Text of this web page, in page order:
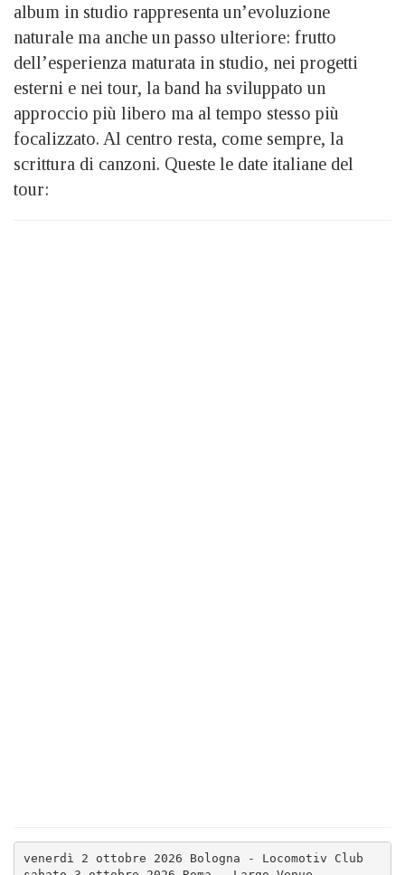
album in studio rappresenta un’evoluzione
naturale ma anche un passo ulteriore: frutto
dell’esperienza maturata in studio, nei progetti
esterni e nei tour, la band ha sviluppato un
approccio più libero ma al tempo stesso più
focalizzato. Al centro resta, come sempre, la
scrittura di canzoni. Queste le date italiane del
tour:
venerdì 2 ottobre 2026 Bologna - Locomotiv Club